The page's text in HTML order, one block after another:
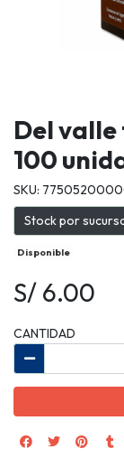
Del valle
100
SKU:
Stock por
Disponible
S/ 6.00
CANTIDAD